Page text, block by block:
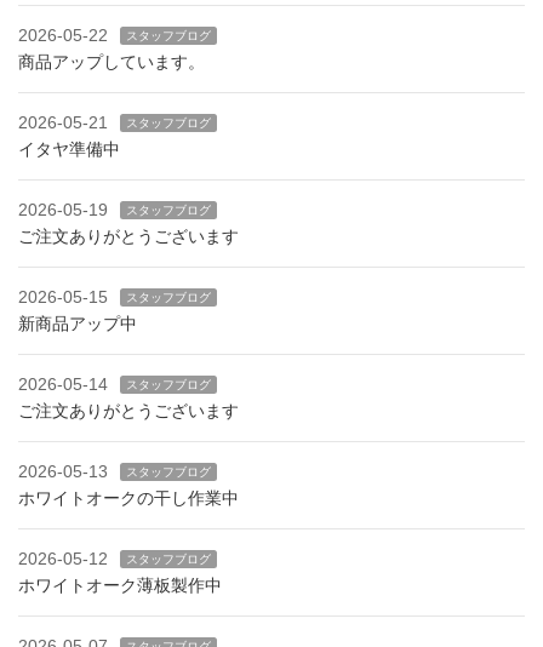
2026-05-22 スタッフブログ
商品アップしています。
2026-05-21 スタッフブログ
イタヤ準備中
2026-05-19 スタッフブログ
ご注文ありがとうございます
2026-05-15 スタッフブログ
新商品アップ中
2026-05-14 スタッフブログ
ご注文ありがとうございます
2026-05-13 スタッフブログ
ホワイトオークの干し作業中
2026-05-12 スタッフブログ
ホワイトオーク薄板製作中